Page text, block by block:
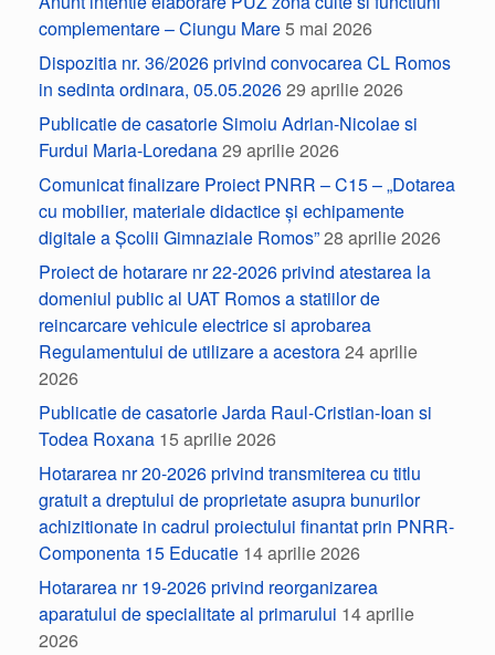
complementare – Ciungu Mare5 mai 2026
Dispozitia nr. 36/2026 privind convocarea CL Romos
in sedinta ordinara, 05.05.202629 aprilie 2026
Publicatie de casatorie Simoiu Adrian-Nicolae si
Furdui Maria-Loredana29 aprilie 2026
Comunicat finalizare Proiect PNRR – C15 – „Dotarea
cu mobilier, materiale didactice și echipamente
digitale a Școlii Gimnaziale Romos”28 aprilie 2026
Proiect de hotarare nr 22-2026 privind atestarea la
domeniul public al UAT Romos a statiilor de
reincarcare vehicule electrice si aprobarea
Regulamentului de utilizare a acestora24 aprilie
2026
Publicatie de casatorie Jarda Raul-Cristian-Ioan si
Todea Roxana 15 aprilie 2026
Hotararea nr 20-2026 privind transmiterea cu titlu
gratuit a dreptului de proprietate asupra bunurilor
achizitionate in cadrul proiectului finantat prin PNRR-
Componenta 15 Educatie 14 aprilie 2026
Hotararea nr 19-2026 privind reorganizarea
aparatului de specialitate al primarului 14 aprilie
2026